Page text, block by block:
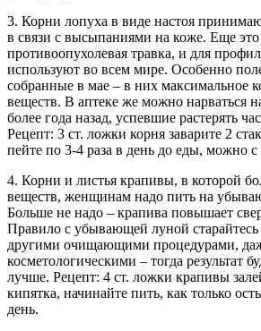
3. Корни лопуха в виде настоя
в связи с высыпаниями на коже. Еще
противоопухолевая травка, и для
используют во всем мире. Особенно
собранные в мае – в них максимальное
веществ. В аптеке же можно нарваться
более года назад, успевшие растерять
Рецепт: 3 ст. ложки корня заварите 2
пейте по 3-4 раза в день до еды, можно
4. Корни и листья крапивы, в которой
веществ, женщинам надо пить на
Больше не надо – крапива повышает
Правило с убывающей луной старайтесь
другими очищающими процедурами,
косметологическими – тогда результат
лучше. Рецепт: 4 ст. ложки крапивы
кипятка, начинайте пить, как только
день.